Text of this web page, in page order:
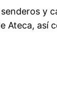
y
Ateca, así